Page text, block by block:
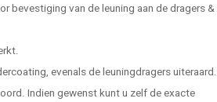
bevestiging van de leuning aan de dragers &
evenals de leuningdragers uiteraard.
Indien gewenst kunt u zelf de exacte